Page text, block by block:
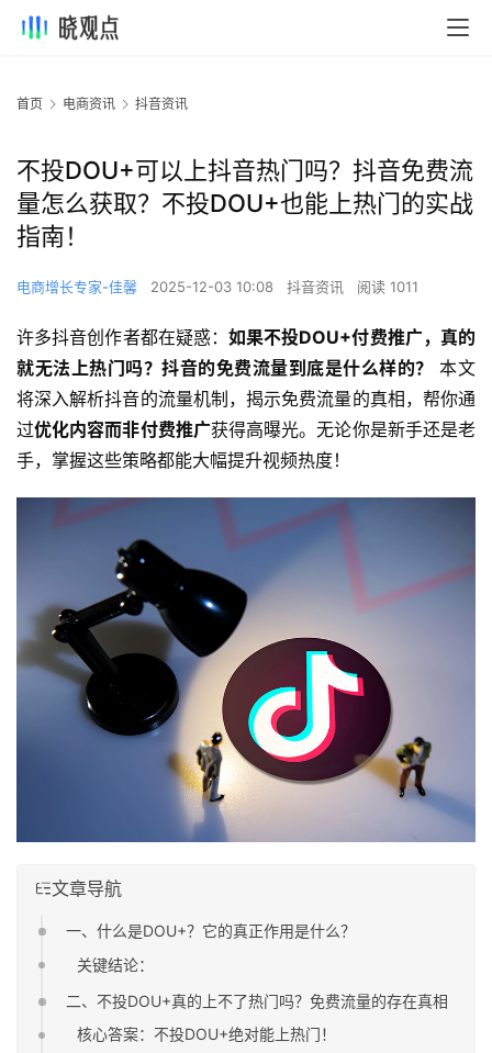
首页 电商资讯 抖音资讯
不投DOU+可以上抖音热门吗？抖音免费流
量怎么获取？不投DOU+也能上热门的实战
指南！
电商增长专家-佳馨 2025-12-03 10:08 抖音资讯 阅读 1011
许多抖音创作者都在疑惑：如果不投DOU+付费推广，真的
就无法上热门吗？抖音的免费流量到底是什么样的？
​ 本文
将深入解析抖音的流量机制，揭示免费流量的真相，帮你通
过优化内容而非付费推广获得高曝光。无论你是新手还是老
手，掌握这些策略都能大幅提升视频热度！
文章导航
一、什么是DOU+？它的真正作用是什么？
关键结论：
二、不投DOU+真的上不了热门吗？免费流量的存在真相
核心答案：不投DOU+绝对能上热门！​